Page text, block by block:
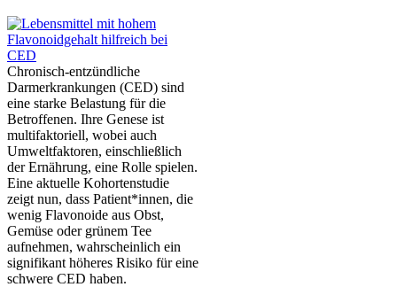
Chronisch-entzündliche
Darmerkrankungen (CED) sind
eine starke Belastung für die
Betroffenen. Ihre Genese ist
multifaktoriell, wobei auch
Umweltfaktoren, einschließlich
der Ernährung, eine Rolle spielen.
Eine aktuelle Kohortenstudie
zeigt nun, dass Patient*innen, die
wenig Flavonoide aus Obst,
Gemüse oder grünem Tee
aufnehmen, wahrscheinlich ein
signifikant höheres Risiko für eine
schwere CED haben.